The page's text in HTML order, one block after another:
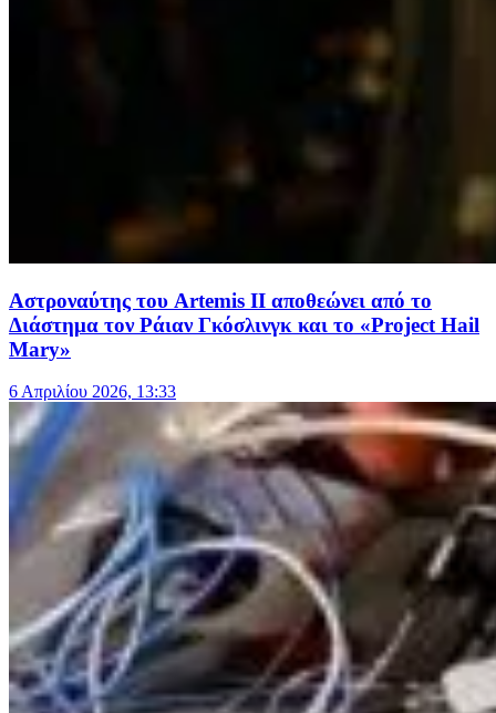
Αστροναύτης του Artemis II αποθεώνει από το
Διάστημα τον Ράιαν Γκόσλινγκ και το «Project Hail
Mary»
6 Απριλίου 2026, 13:33